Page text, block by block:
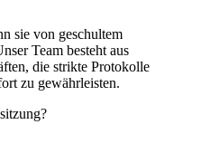
sie von geschultem
Team besteht aus
die strikte Protokolle
zu gewährleisten.